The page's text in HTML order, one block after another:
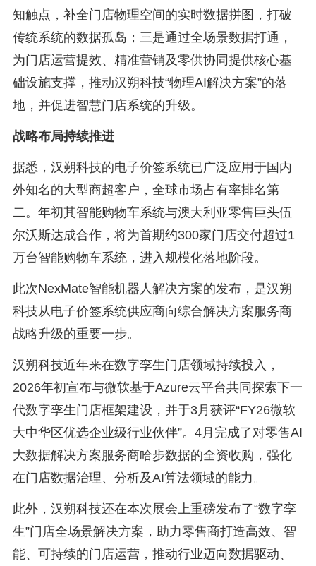
知触点，补全门店物理空间的实时数据拼图，打破
传统系统的数据孤岛；三是通过全场景数据打通，
为门店运营提效、精准营销及零供协同提供核心基
础设施支撑，推动汉朔科技“物理AI解决方案”的落
地，并促进智慧门店系统的升级。
战略布局持续推进
据悉，汉朔科技的电子价签系统已广泛应用于国内
外知名的大型商超客户，全球市场占有率排名第
二。年初其智能购物车系统与澳大利亚零售巨头伍
尔沃斯达成合作，将为首期约300家门店交付超过1
万台智能购物车系统，进入规模化落地阶段。
此次NexMate智能机器人解决方案的发布，是汉朔
科技从电子价签系统供应商向综合解决方案服务商
战略升级的重要一步。
汉朔科技近年来在数字孪生门店领域持续投入，
2026年初宣布与微软基于Azure云平台共同探索下一
代数字孪生门店框架建设，并于3月获评“FY26微软
大中华区优选企业级行业伙伴”。4月完成了对零售AI
大数据解决方案服务商哈步数据的全资收购，强化
在门店数据治理、分析及AI算法领域的能力。
此外，汉朔科技还在本次展会上重磅发布了“数字孪
生”门店全场景解决方案，助力零售商打造高效、智
能、可持续的门店运营，推动行业迈向数据驱动、